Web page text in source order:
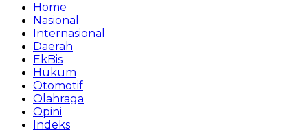
Home
Nasional
Internasional
Daerah
EkBis
Hukum
Otomotif
Olahraga
Opini
Indeks